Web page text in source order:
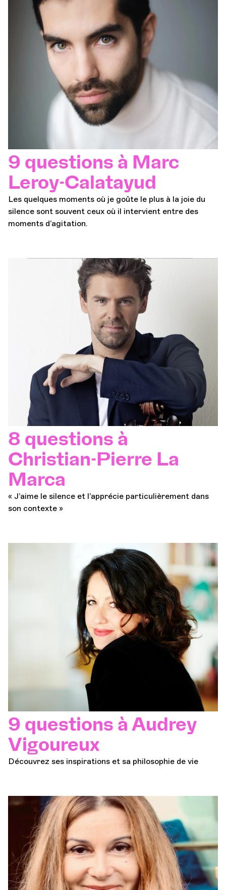
9 questions à Marc
Leroy-Calatayud
Les quelques moments où je goûte le plus à la joie du
silence sont souvent ceux où il intervient entre des
moments d’agitation.
8 questions à
Christian-Pierre La
Marca
« J’aime le silence et l’apprécie particulièrement dans
son contexte »
9 questions à Audrey
Vigoureux
Découvrez ses inspirations et sa philosophie de vie